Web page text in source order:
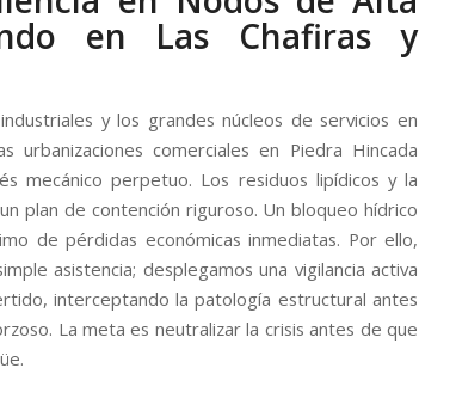
en Las Chafiras y
y los grandes núcleos de servicios en
urbanizaciones comerciales en Piedra Hincada
mecánico perpetuo. Los residuos lipídicos y la
plan de contención riguroso. Un bloqueo hídrico
de pérdidas económicas inmediatas. Por ello,
asistencia; desplegamos una vigilancia activa
interceptando la patología estructural antes
La meta es neutralizar la crisis antes de que